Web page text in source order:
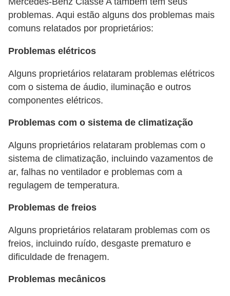
problemas. Aqui estão alguns dos problemas mais
comuns relatados por proprietários:
Problemas elétricos
Alguns proprietários relataram problemas elétricos
com o sistema de áudio, iluminação e outros
componentes elétricos.
Problemas com o sistema de climatização
Alguns proprietários relataram problemas com o
sistema de climatização, incluindo vazamentos de
ar, falhas no ventilador e problemas com a
regulagem de temperatura.
Problemas de freios
Alguns proprietários relataram problemas com os
freios, incluindo ruído, desgaste prematuro e
dificuldade de frenagem.
Problemas mecânicos
é
t
i
c
o
s
e
í
b
r
d
o
s